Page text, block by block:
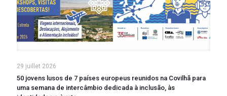
29 juillet 2026
50 jovens lusos de 7 países europeus reunidos na Covilhã para
uma semana de intercâmbio dedicada à inclusão, às